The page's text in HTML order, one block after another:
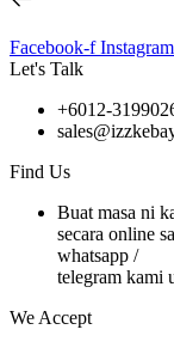
Facebook-f Instagram
Let's Talk
+6012-
Find Us
Buat masa ni
secara online
whatsapp /
telegram kami
We Accept